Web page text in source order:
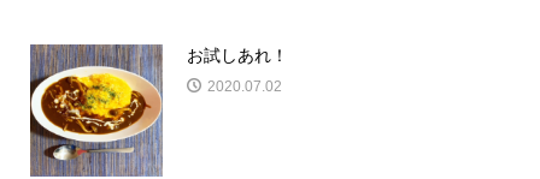
お試しあれ！
2020.07.02